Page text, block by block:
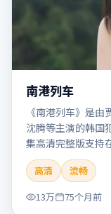
南港列车
《南港列车》是
沈腾等主演的韩国
集高清完整版支持
与人性灰色地带，
片适合检索「南港
「2020」「2020-
创信息。
高清
流畅
13万
75个月前